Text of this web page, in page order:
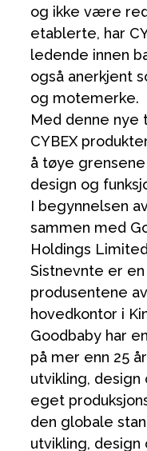
og ikke være
etablerte, har
ledende innen
også anerkjent
og motemerke.
Med denne
CYBEX
å tøye
design og
I begynnelsen
sammen med
Holdings
Sistnevnte er
produsentene
hovedkontor i
Goodbaby har
på mer enn 25
utvikling,
eget
den globale
utvikling, design